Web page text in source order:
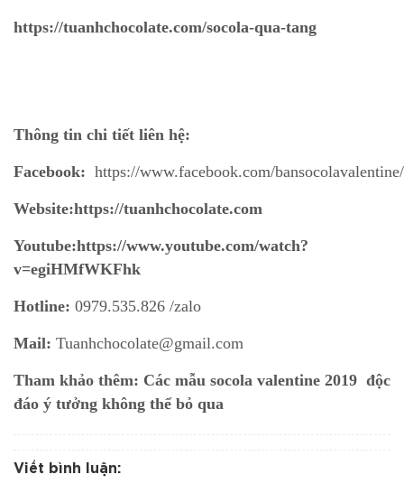
https://tuanhchocolate.com/socola-qua-tang
Thông tin chi tiết liên hệ:
Facebook: https://www.facebook.com/bansocolavalentine/
Website:https://tuanhchocolate.com
Youtube:https://www.youtube.com/watch?
v=egiHMfWKFhk
Hotline: 0979.535.826 /zalo
Mail: Tuanhchocolate@gmail.com
Tham khảo thêm: Các mẫu socola valentine 2019 độc
đáo ý tưởng không thể bỏ qua
Viết bình luận: